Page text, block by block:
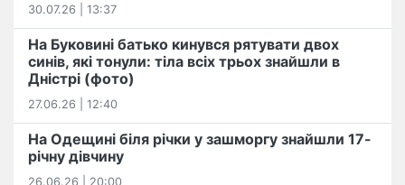
30.07.26 | 13:37
На Буковині батько кинувся рятувати двох
синів, які тонули: тіла всіх трьох знайшли в
Дністрі (фото)
27.06.26 | 12:40
На Одещині біля річки у зашморгу знайшли 17-
річну дівчину
26.06.26 | 20:00